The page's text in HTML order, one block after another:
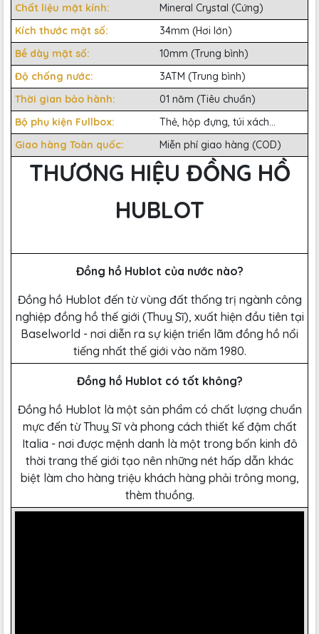
Chất liệu mặt kính:
Mineral Crystal (Cứng)
Kích thước mặt số:
34mm (Hơi lớn)
Bề dày mặt số:
10mm (Trung bình)
Độ chống nước:
3ATM (Trung bình)
Thời gian bảo hành:
01 năm (Tiêu chuẩn)
Bộ phụ kiện Fullbox:
Thẻ, hộp đựng, túi xách...
Giao hàng Toàn quốc:
Miễn phí giao hàng (COD)
THƯƠNG HIỆU ĐỒNG HỒ
HUBLOT
Đồng hồ Hublot của nước nào?
Đồng hồ Hublot đến từ vùng đất thống trị ngành công
nghiệp đồng hồ thế giới (Thuỵ Sĩ), xuất hiện đầu tiên tại
Baselworld - nơi diễn ra sự kiện triển lãm đồng hồ nổi
tiếng nhất thế giới vào năm 1980.
Đồng hồ Hublot có tốt không?
Đồng hồ Hublot là một sản phẩm có chất lượng chuẩn
mực đến từ Thuỵ Sĩ và phong cách thiết kế đậm chất
Italia - nơi được mệnh danh là một trong bốn kinh đô
thời trang thế giới tạo nên những nét hấp dẫn khác
biệt làm cho hàng triệu khách hàng phải trông mong,
thèm thuồng.